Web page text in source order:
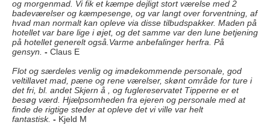
og morgenmad. Vi fik et kæmpe dejligt stort værelse med 2
badeværelser og kæmpesenge, og var langt over forventning, af
hvad man normalt kan opleve via disse tilbudspakker. Maden på
hotellet var bare lige i øjet, og det samme var den lune betjening
på hotellet generelt også.Varme anbefalinger herfra. På
gensyn. - Claus E
Flot og særdeles venlig og imødekommende personale, god
veltillavet mad, pæne og rene værelser, skønt område for ture i
det fri, bl. andet Skjern å , og fuglereservatet Tipperne er et
besøg værd. Hjælpsomheden fra ejeren og personale med at
finde de rigtige steder at opleve det vi ville var helt
fantastisk. - Kjeld M